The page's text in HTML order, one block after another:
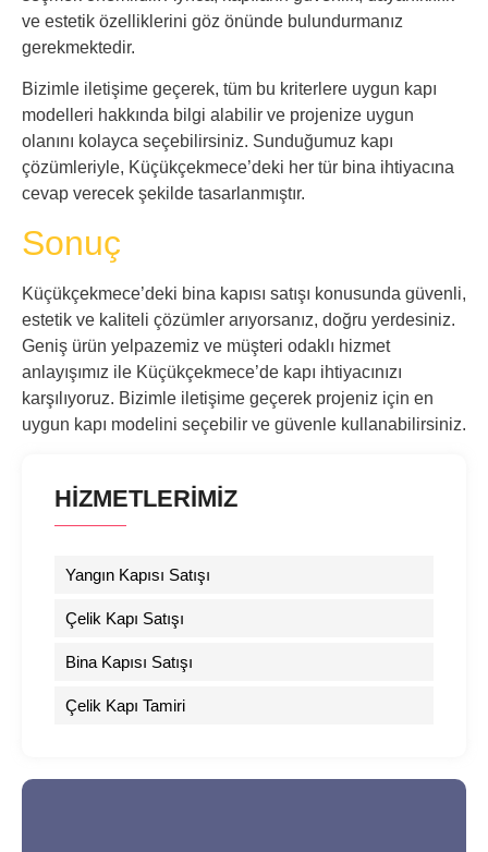
ve estetik özelliklerini göz önünde bulundurmanız
gerekmektedir.
Bizimle iletişime geçerek, tüm bu kriterlere uygun kapı
modelleri hakkında bilgi alabilir ve projenize uygun
olanını kolayca seçebilirsiniz. Sunduğumuz kapı
çözümleriyle, Küçükçekmece’deki her tür bina ihtiyacına
cevap verecek şekilde tasarlanmıştır.
Sonuç
Küçükçekmece’deki bina kapısı satışı konusunda güvenli,
estetik ve kaliteli çözümler arıyorsanız, doğru yerdesiniz.
Geniş ürün yelpazemiz ve müşteri odaklı hizmet
anlayışımız ile Küçükçekmece’de kapı ihtiyacınızı
karşılıyoruz. Bizimle iletişime geçerek projeniz için en
uygun kapı modelini seçebilir ve güvenle kullanabilirsiniz.
HİZMETLERİMİZ
Yangın Kapısı Satışı
Çelik Kapı Satışı
Bina Kapısı Satışı
Çelik Kapı Tamiri